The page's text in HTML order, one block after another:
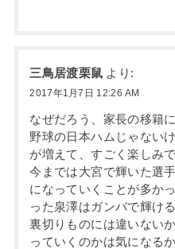
三鳥居渡栗鼠 より:
2017年1月7日 12:26 AM
なぜだろう、家長の移籍
野球の日本ハムじゃない
が増えて、すごく楽しみで
今までは大宮で輝いた選
になっていくことが多か
った泉澤はガンバで輝ける
裏切りものには違いない
っていくのかは気になるか